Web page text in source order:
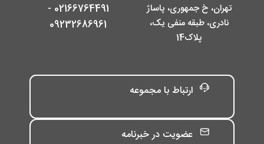
تهران، خ جمهوری، پاساژ
نادری، طبقه منفی یک،
پلاک14
02166764491 -
09232686961
ارتباط با مجموعه
عضویت در خبرنامه